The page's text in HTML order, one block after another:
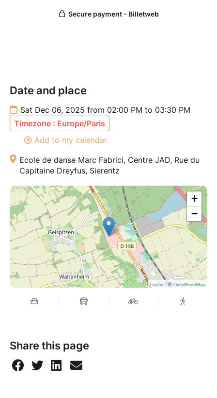
avant les fêtes
Places limitées – Réservation obligatoire
annulation ou absence non justifiée, de moins de 24h,
sera facturée 15€. Merci de ta compréhension.
Date and place
Sat Dec 06, 2025 from 02:00 PM to 03:30 PM
Timezone : Europe/Paris
Add to my calendar
Ecole de danse Marc Fabrici, Centre JAD, Rue du
Capitaine Dreyfus, Sierentz
+
−
Leaflet| © OpenStreetMap
Share this page